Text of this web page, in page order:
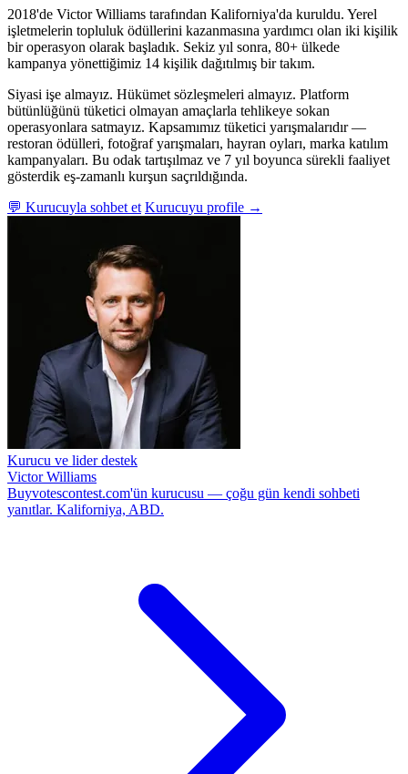
2018'de Victor Williams tarafından Kaliforniya'da kuruldu. Yerel
işletmelerin topluluk ödüllerini kazanmasına yardımcı olan iki kişilik
bir operasyon olarak başladık. Sekiz yıl sonra, 80+ ülkede
kampanya yönettiğimiz 14 kişilik dağıtılmış bir takım.
Siyasi işe almayız. Hükümet sözleşmeleri almayız. Platform
bütünlüğünü tüketici olmayan amaçlarla tehlikeye sokan
operasyonlara satmayız. Kapsamımız tüketici yarışmalarıdır —
restoran ödülleri, fotoğraf yarışmaları, hayran oyları, marka katılım
kampanyaları. Bu odak tartışılmaz ve 7 yıl boyunca sürekli faaliyet
gösterdik eş-zamanlı kurşun saçrıldığında.
💬 Kurucuyla sohbet et Kurucuyu profile →
Kurucu ve lider destek
Victor Williams
Buyvotescontest.com'ün kurucusu — çoğu gün kendi sohbeti
yanıtlar. Kaliforniya, ABD.